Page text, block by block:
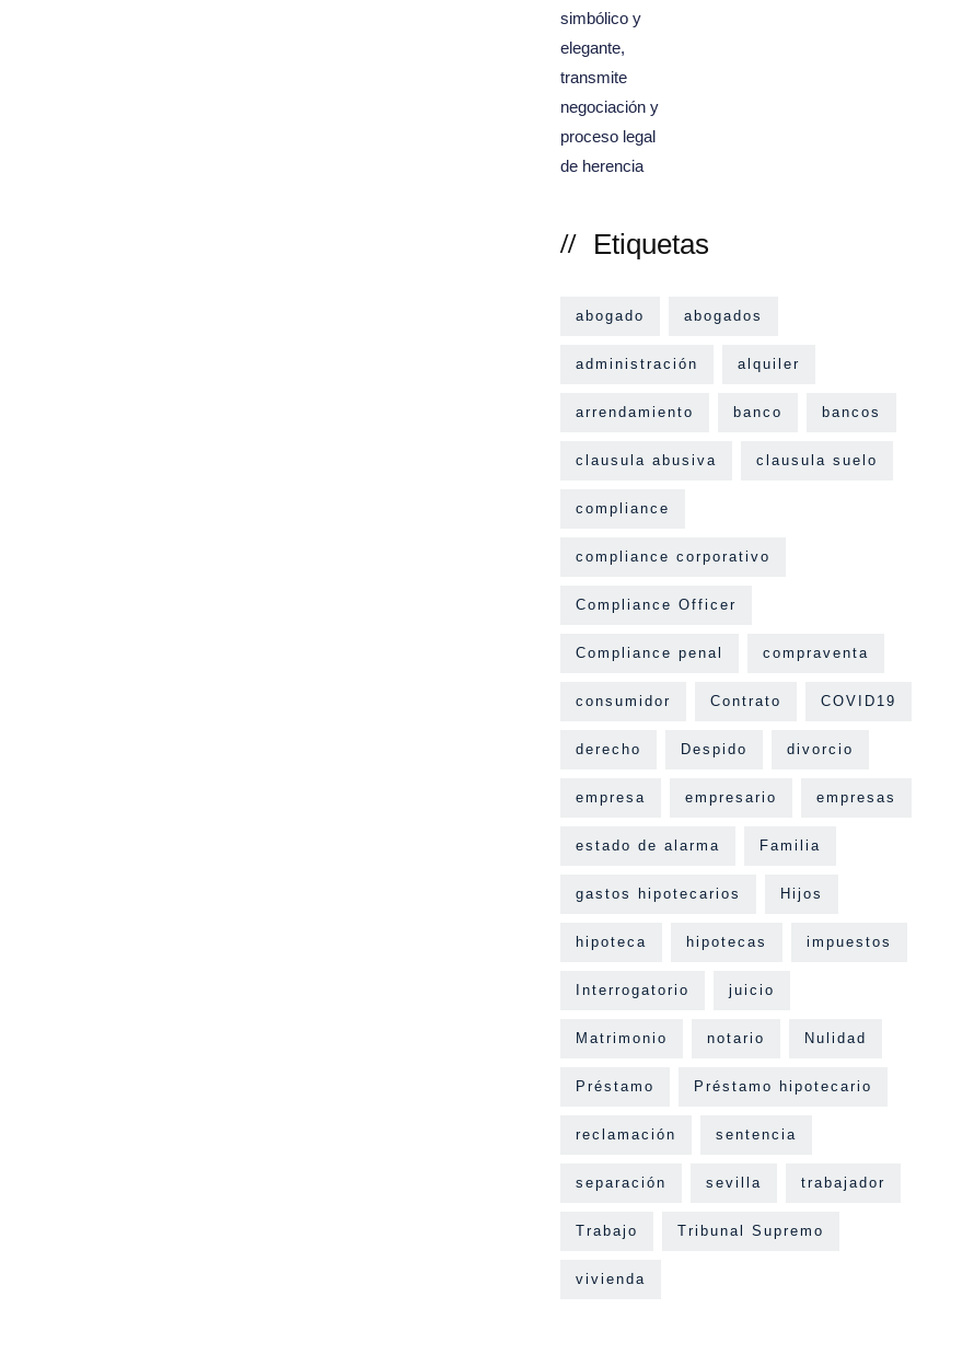
Etiquetas
abogado abogados
administración alquiler
arrendamiento banco bancos
clausula abusiva clausula suelo
compliance
compliance corporativo
Compliance Officer
Compliance penal compraventa
consumidor Contrato COVID19
derecho Despido divorcio
empresa empresario empresas
estado de alarma Familia
gastos hipotecarios Hijos
hipoteca hipotecas impuestos
Interrogatorio juicio
Matrimonio notario Nulidad
Préstamo Préstamo hipotecario
reclamación sentencia
separación sevilla trabajador
Trabajo Tribunal Supremo
vivienda